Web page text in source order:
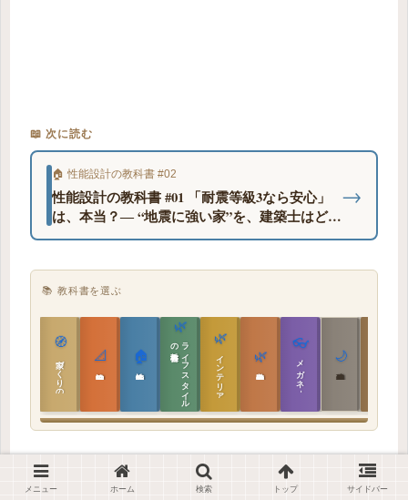
📖 次に読む
🏠 性能設計の教科書 #02
性能設計の教科書 #01 「耐震等級3なら安心」
は、本当？― “地震に強い家”を、建築士はどう
考えているのか
→
📚 教科書を選ぶ
🧭
家づくりの教科書 📐
実施設計の教科書
🏠
性能設計の教科書
🌿
ラ
イ
フ
ス
タ
イ
ル
の
教科書 🌿
インテリア設計 🌿
敷地設計の教科書
👓
メガネ｜転職 🌙
建築思想の教科書
メニュー ホーム 検索 トップ サイドバー